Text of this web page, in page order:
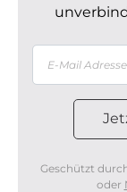
Geschützt
oder